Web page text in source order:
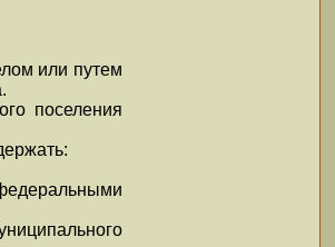
или путем
поселения